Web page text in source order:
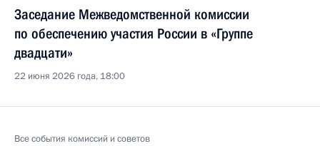
Заседание Межведомственной комиссии
по обеспечению участия России в «Группе
двадцати»
22 июня 2026 года, 18:00
Все события комиссий и советов